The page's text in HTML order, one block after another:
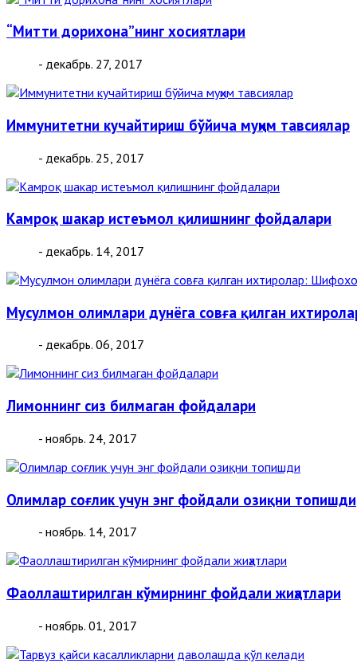
“Митти дорихона”нинг хосиятлари
- декабрь. 27, 2017
Иммунитетни кучайтириш бўйича муҳим тавсиялар
- декабрь. 25, 2017
Камроқ шакар истеъмол қилишнинг фойдалари
- декабрь. 14, 2017
Мусулмон олимлари дунёга совға қилган
- декабрь. 06, 2017
Лимоннинг сиз билмаган фойдалари
- ноябрь. 24, 2017
Олимлар соғлик учун энг фойдали озиқни топишди
- ноябрь. 14, 2017
Фаоллаштирилган кўмирнинг фойдали жиҳатлари
- ноябрь. 01, 2017